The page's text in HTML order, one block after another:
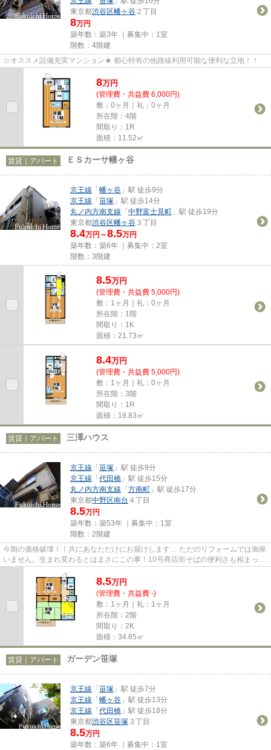
東京都渋谷区幡ヶ谷 ２丁目
8万円
築年数：築3年 ｜募集中： 1室
階数：4階建
☆オススメ設備充実マンション★ 都心特有の他路線利用可能な便利な立地！！
8万円
(管理費・共益費 6,000円)
敷：0ヶ月｜礼：0ヶ月
所在階：4階
間取り：1R
面積：11.52㎡
賃貸｜アパート ＥＳカーサ幡ヶ谷
京王線 「幡ヶ谷 」駅 徒歩9分
京王線 「笹塚 」駅 徒歩14分
丸ノ内方南支線 「中野富士見町 」駅 徒歩19分
東京都渋谷区幡ヶ谷 ３丁目
8.4万円～8.5万円
築年数：築6年 ｜募集中： 2室
階数：3階建
8.5万円
(管理費・共益費 5,000円)
敷：1ヶ月｜礼：0ヶ月
所在階：1階
間取り：1K
面積：21.73㎡
8.4万円
(管理費・共益費 5,000円)
敷：1ヶ月｜礼：0ヶ月
所在階：3階
間取り：1R
面積：18.83㎡
賃貸｜アパート 三澤ハウス
京王線 「笹塚 」駅 徒歩9分
京王線 「代田橋 」駅 徒歩15分
丸ノ内方南支線 「方南町 」駅 徒歩17分
東京都中野区南台 ４丁目
8.5万円
築年数：築53年 ｜募集中： 1室
階数：2階建
今期の価格破壊！！共にあなただけにお届けします… ただのリフォームでは御座
いません。生まれ変わるとはまさにこの事！10号商店街そばの便利さも相まって
快適な新生活をお約束(^^♪ワ...
8.5万円
(管理費・共益費 -)
敷：1ヶ月｜礼：1ヶ月
所在階：2階
間取り：2K
面積：34.65㎡
賃貸｜アパート ガーデン笹塚
京王線 「笹塚 」駅 徒歩7分
京王線 「幡ヶ谷 」駅 徒歩13分
京王線 「代田橋 」駅 徒歩18分
東京都渋谷区笹塚 ３丁目
8.5万円
築年数：築6年 ｜募集中： 1室